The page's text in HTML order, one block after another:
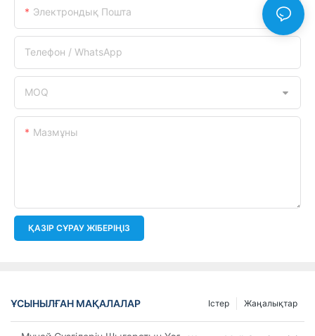
Электрондық Пошта
Телефон / WhatsApp
MOQ
Мазмұны
ҚАЗІР СҰРАУ ЖІБЕРІҢІЗ
ҰСЫНЫЛҒАН МАҚАЛАЛАР Жаңалықтар
Істер